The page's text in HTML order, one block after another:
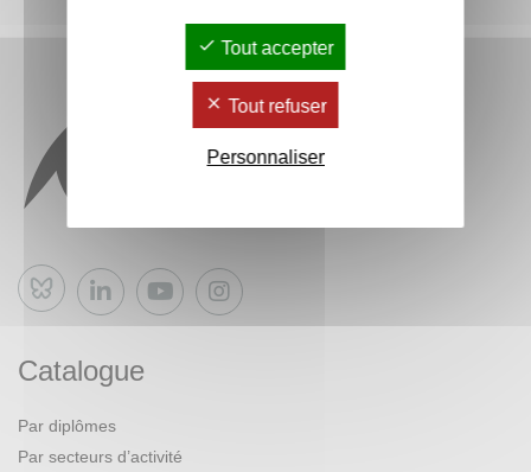
Bluesky
Catalogue
Par diplômes
Par secteurs d’activité
Tout accepter
Tout refuser
Personnaliser